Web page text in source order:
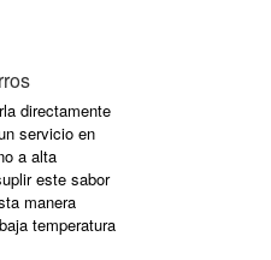
directamente
servicio en
a alta
este sabor
manera
temperatura